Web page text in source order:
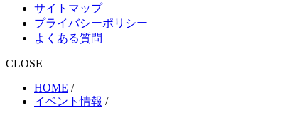
サイトマップ
プライバシーポリシー
よくある質問
CLOSE
HOME /
イベント情報 /